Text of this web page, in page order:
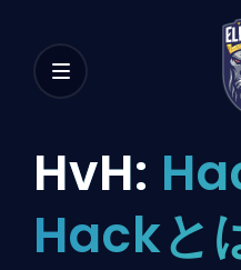
HvH:
Hackと